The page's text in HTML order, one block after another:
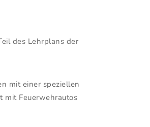
des Lehrplans der
mit einer speziellen
mit Feuerwehrautos